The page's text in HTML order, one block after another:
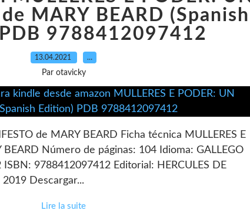
MARY BEARD (Spanish
9788412097412
13.04.2021 …
Par otavicky
de MARY BEARD Ficha técnica MULLERES E
Número de páginas: 104 Idioma: GALLEGO
9788412097412 Editorial: HERCULES DE
2019 Descargar...
Lire la suite